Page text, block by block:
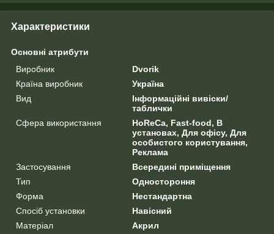
Характеристики
Основні атрибути
Виробник
Dvorik
Країна виробник
Україна
Вид
Інформаційні вивіски/
таблички
Сфера використання
HoReCa, Fast-food, В
установах, Для офісу, Для
особистого користування,
Реклама
Застосування
Всередині приміщення
Тип
Одностороння
Форма
Нестандартна
Спосіб установки
Навісний
Матеріал
Акрил